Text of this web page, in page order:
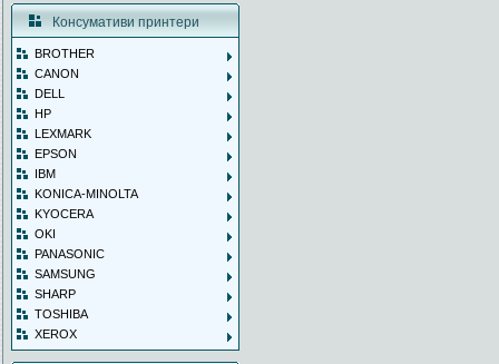
Консумативи принтери
BROTHER
CANON
DELL
HP
LEXMARK
EPSON
IBM
KONICA-MINOLTA
KYOCERA
OKI
PANASONIC
SAMSUNG
SHARP
TOSHIBA
XEROX